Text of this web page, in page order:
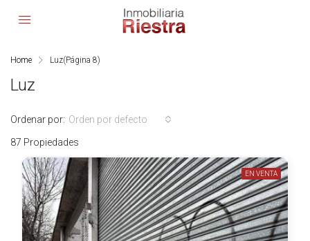
Home Luz(Página 8)
Luz
87 Propiedades
Ordenar por: Orden por defecto
EN VENTA